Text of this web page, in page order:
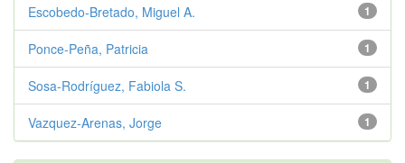
1
Escobedo-Bretado, Miguel A.
1
Ponce-Peña, Patricia
1
Sosa-Rodríguez, Fabiola S.
1
Vazquez-Arenas, Jorge